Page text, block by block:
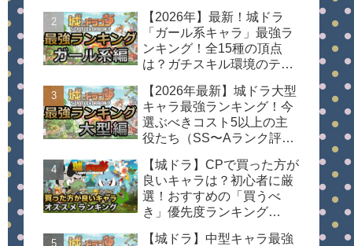
【2026年】最新！城ドラ
「ガール系キャラ」最強ラ
ンキング！全15種の頂点
は？ガチスキル環境のティ
【2026年最新】城ドラ大型
キャラ最強ランキング！今
選ぶべきコスト5以上の主
役たち（SS〜Aランク評
【城ドラ】CPで買った方が
良いキャラは？初心者に厳
選！おすすめの「買うべ
き」優先度ランキング
【城ドラ】中型キャラ最強